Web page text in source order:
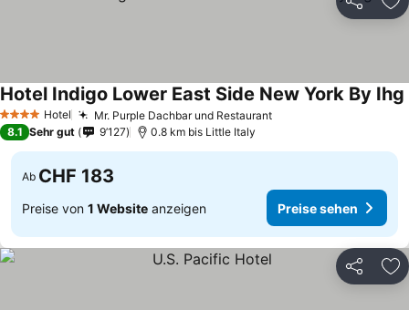
Teilen
4 Sterne Hotel Mr. Purple Dachbar und Restaurant
Hotel Indigo Lower East Side New York By Ihg
8.1 Sehr gut 9’127 0.8 km bis Little Italy
Ab CHF 183
Preise von 1 Website anzeigen Preise sehen
Teilen